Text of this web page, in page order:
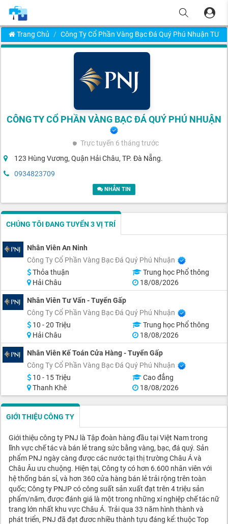
Trang Chủ Công Ty Cổ Phần Vàng Bạc Đá Quý Phú Nhuận
CÔNG TY CỔ PHẦN VÀNG BẠC ĐÁ QUÝ PHÚ NHUẬN
Trực tuyến 6 tháng trước
123 Hùng Vương, Quận Hải Châu, TP. Đà Nẵng.
0934823709
NHẮN TIN
CHÚNG TÔI ĐANG TUYỂN 3 VỊ TRÍ
Nhân Viên An Ninh
Công Ty Cổ Phần Vàng Bạc Đá Quý Phú Nhuận
Thỏa thuận
Trung học Phổ thông
Hải Châu
18/08/2026
Nhân Viên Tư Vấn - Tuyển Gấp
Công Ty Cổ Phần Vàng Bạc Đá Quý Phú Nhuận
10 - 20 Triệu
Trung học Phổ thông
Hải Châu
18/08/2026
Nhân Viên Kế Toán Cửa Hàng - Tuyển Gấp
Công Ty Cổ Phần Vàng Bạc Đá Quý Phú Nhuận
10 - 15 Triệu
Cao đẳng
Thanh Khê
18/08/2026
GIỚI THIỆU CÔNG TY
Giới thiệu công ty PNJ là Tập đoàn hàng đầu tại Việt Nam trong
lĩnh vực chế tác và bán lẻ trang sức bằng vàng, bạc, đá quý. Sản
phẩm PNJ ngày càng được các nước tại thị trường Châu Á và
Châu Âu ưu chuộng. Hiện tại, Công ty có hơn 6.600 nhân viên với
hệ thống bán sỉ, và hơn 360 cửa hàng bán lẻ trải rộng trên toàn
quốc; Công ty PNJP có công suất sản xuất đạt trên 4 triệu sản
phẩm/năm, được đánh giá là một trong những xí nghiệp chế tác nữ
trang lớn nhất khu vực Châu Á. Trải qua 33 năm hình thành và
phát triển, PNJ đã đạt đươc nhiều thành tựu đáng kể: thuộc Top